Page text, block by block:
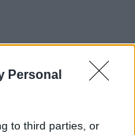
Personal
to third parties, or